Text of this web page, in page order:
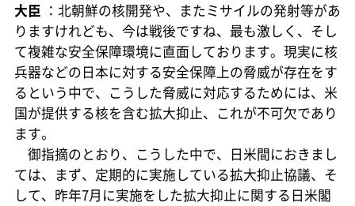
大臣 ：北朝鮮の核開発や、またミサイルの発射等があ
りますけれども、今は戦後ですね、最も激しく、そし
て複雑な安全保障環境に直面しております。現実に核
兵器などの日本に対する安全保障上の脅威が存在をす
るという中で、こうした脅威に対応するためには、米
国が提供する核を含む拡大抑止、これが不可欠であり
ます。
御指摘のとおり、こうした中で、日米間におきまし
ては、まず、定期的に実施している拡大抑止協議、そ
して、昨年7月に実施をした拡大抑止に関する日米閣